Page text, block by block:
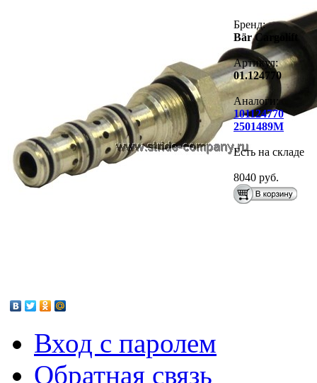
Бренд:
Bär Cargolift
Артикул:
01.124770
Аналоги:
101124770
2501489M
Есть на складе
8040 руб.
Вход с паролем
Обратная связь